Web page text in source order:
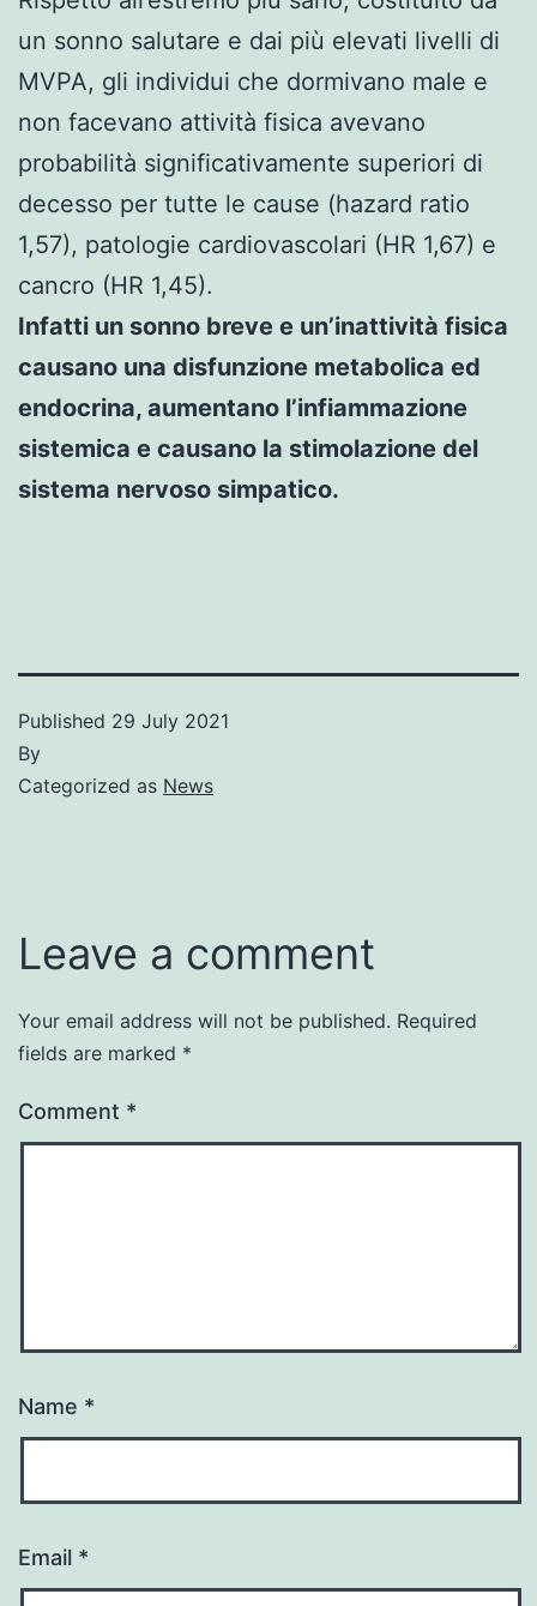
un sonno salutare e dai più elevati livelli di
MVPA, gli individui che dormivano male e
non facevano attività fisica avevano
probabilità significativamente superiori di
decesso per tutte le cause (hazard ratio
1,57), patologie cardiovascolari (HR 1,67) e
cancro (HR 1,45).
Infatti un sonno breve e un’inattività fisica
causano una disfunzione metabolica ed
endocrina, aumentano l’infiammazione
sistemica e causano la stimolazione del
sistema nervoso simpatico.
Published 29 July 2021
By
Categorized as News
Leave a comment
Your email address will not be published. Required
fields are marked *
Comment *
Name *
Email *